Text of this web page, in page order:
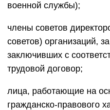
военной службы);
члены советов
советов) организаций,
заключивших с
трудовой договор;
лица, работающие на
гражданско-правового